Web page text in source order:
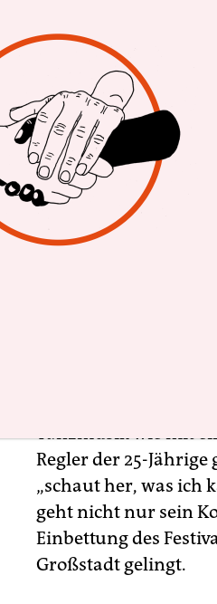
Es ist Freitag,
Bahnstation Berri/
von Montreal. Drei
Tausende steigen
Zwischengeschoss
Craqnuque
elektronischen
verschiedenen
und fern anzieht.
Einige tanzen
Gewimmel der
Sound: Frauen,
heterogen.
Tanzmusik wie mit
Regler der 25-
„schaut her, was ich
geht nicht nur sein
Einbettung des
Großstadt gelingt.